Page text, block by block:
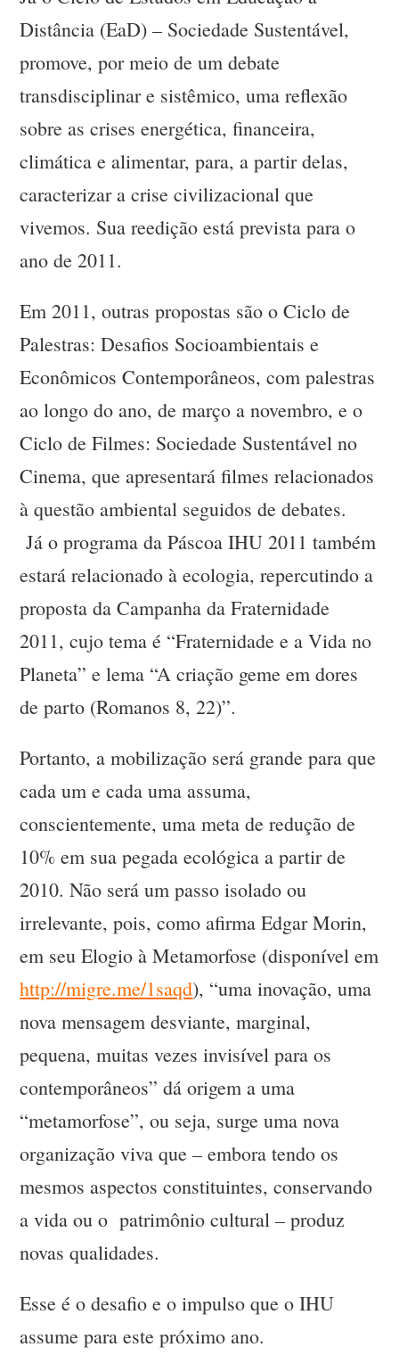
Distância (EaD) – Sociedade Sustentável,
promove, por meio de um debate
transdisciplinar e sistêmico, uma reflexão
sobre as crises energética, financeira,
climática e alimentar, para, a partir delas,
caracterizar a crise civilizacional que
vivemos. Sua reedição está prevista para o
ano de 2011.
Em 2011, outras propostas são o Ciclo de
Palestras: Desafios Socioambientais e
Econômicos Contemporâneos, com palestras
ao longo do ano, de março a novembro, e o
Ciclo de Filmes: Sociedade Sustentável no
Cinema, que apresentará filmes relacionados
à questão ambiental seguidos de debates.
Já o programa da Páscoa IHU 2011 também
estará relacionado à ecologia, repercutindo a
proposta da Campanha da Fraternidade
2011, cujo tema é “Fraternidade e a Vida no
Planeta” e lema “A criação geme em dores
de parto (Romanos 8, 22)”.
Portanto, a mobilização será grande para que
cada um e cada uma assuma,
conscientemente, uma meta de redução de
10% em sua pegada ecológica a partir de
2010. Não será um passo isolado ou
irrelevante, pois, como afirma Edgar Morin,
em seu Elogio à Metamorfose (disponível em
http://migre.me/1saqd), “uma inovação, uma
nova mensagem desviante, marginal,
pequena, muitas vezes invisível para os
contemporâneos” dá origem a uma
“metamorfose”, ou seja, surge uma nova
organização viva que – embora tendo os
mesmos aspectos constituintes, conservando
a vida ou o patrimônio cultural – produz
novas qualidades.
Esse é o desafio e o impulso que o IHU
assume para este próximo ano.